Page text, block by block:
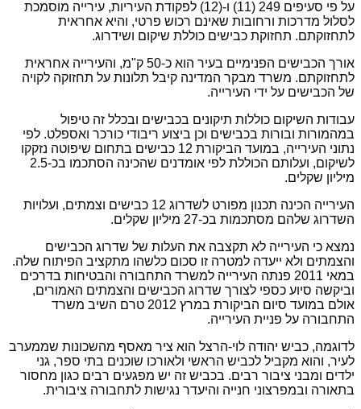
על פי סעיפים 249 (11) ו-(12) לפקודת העיריות, עירייה מוסמכת
לסלול מדרכות ורחובות שאינם רכוש פרטי, והיא אחראית
לתחזוקתם. תחזוקת כבישים כוללת שיקום ושידרוג.
אורך הכבישים הפנימיים בעיר הוא כ-50 ק"מ, והעירייה אחראית
לתחזוקתם. משרד מבקר המדינה קיבל תלונות על תחזוקה לקויה
של הכבישים על ידי העירייה.
עבודות השיקום כוללות תיקונים בכבישים ובכלל זה טיפול
במהמורות ובורות בכבישים וכן ביצוע ריבודי כורכר ואספלט. לפי
נתוני העירייה, במועד הביקורת 12 כבישים בתחום שיפוטה נזקקו
לשיקום, ועלותם הכוללת לפי אומדנים שהכינה הסתכמו בכ-2.5
מיליון שקלים.
העירייה הכינה תכנון מפורט לשדרוג 12 כבישים וצמתים, ועלויות
השדרוג שלהם מסתכמות בכ-27 מיליון שקלים.
נמצא כי העירייה לא תקצבה את העלות של שדרוג הכבישים
והצמתים ולא ייעדה למטרה זו סכום כלשהו מתקציב הפיתוח שלה.
במאי 2011 פנתה העירייה למשרד התחבורה והבטיחות בדרכים
וביקשה סיוע כספי לצורך שדרוג הכבישים והצמתים האמורים,
אולם במועד סיום הביקורת במרץ 2012 טרם השיב משרד
התחבורה על פניית העירייה.
לדוגמה, כביש יהודה לוי-הרצל הוא ציר מאסף מהשכונות שממערב
לעיר, והוא מקביל לכביש הראשי ולאורכו שוכנים בתי ספר, גני
ילדים ומבני ציבור רבים. בכביש זה יש מפגעים רבים כגון מחסור
בתאורה ובמפרצוני חנייה והיעדר נגישות לתחבורה ציבורית.